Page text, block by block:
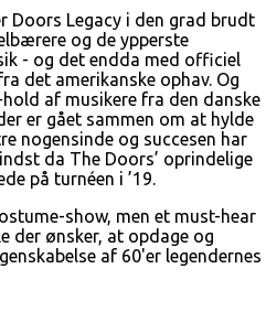
Doors Legacy i den grad brudt
og de ypperste
- og det endda med officiel
det amerikanske ophav. Og
af musikere fra den danske
er gået sammen om at hylde
nogensinde og succesen har
da The Doors’ oprindelige
på turnéen i ’19.
show, men et must-hear
der ønsker, at opdage og
af 60'er legendernes